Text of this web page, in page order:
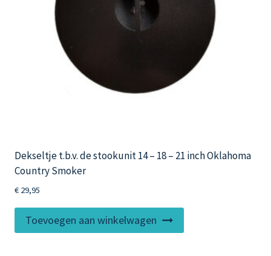
Dekseltje t.b.v. de stookunit 14 – 18 – 21 inch Oklahoma
Country Smoker
€ 29,95
Toevoegen aan winkelwagen